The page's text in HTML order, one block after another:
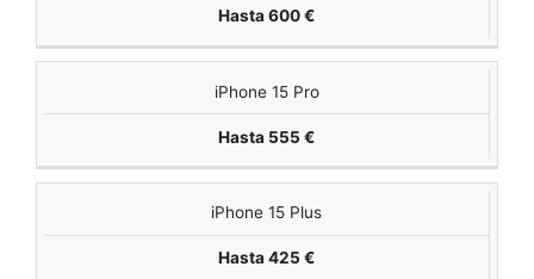
Hasta 600 €
iPhone 15 Pro
Hasta 555 €
iPhone 15 Plus
Hasta 425 €